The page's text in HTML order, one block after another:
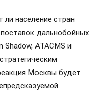
ли население стран
дальнобойных
Shadow, ATACMS и
Москвы будет